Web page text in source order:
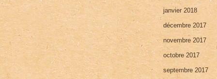
janvier 2018
décembre 2017
novembre 2017
octobre 2017
septembre 2017